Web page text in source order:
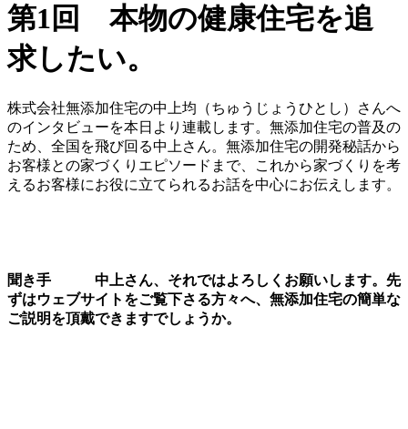
第1回 本物の健康住宅を追
求したい。
株式会社無添加住宅の中上均（ちゅうじょうひとし）さんへ
のインタビューを本日より連載します。無添加住宅の普及の
ため、全国を飛び回る中上さん。無添加住宅の開発秘話から
お客様との家づくりエピソードまで、これから家づくりを考
えるお客様にお役に立てられるお話を中心にお伝えします。
聞き手 中上さん、それではよろしくお願いします。先
ずはウェブサイトをご覧下さる方々へ、無添加住宅の簡単な
ご説明を頂戴できますでしょうか。